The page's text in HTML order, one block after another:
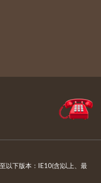
以下版本：IE10(含)以上、最